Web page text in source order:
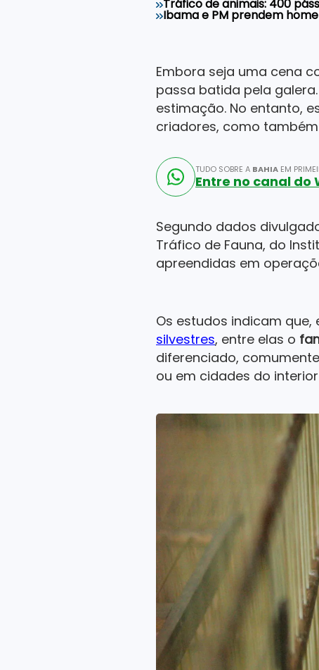
Tráfico de animais: 400
Ibama e PM prendem
Embora seja uma cena
passa batida pela
estimação. No entanto,
criadores, como
TUDO SOBRE A BAHIA EM
Entre no canal do
Segundo dados
Tráfico de Fauna, do
apreendidas em
Os estudos indicam que,
silvestres, entre elas o
diferenciado,
ou em cidades do